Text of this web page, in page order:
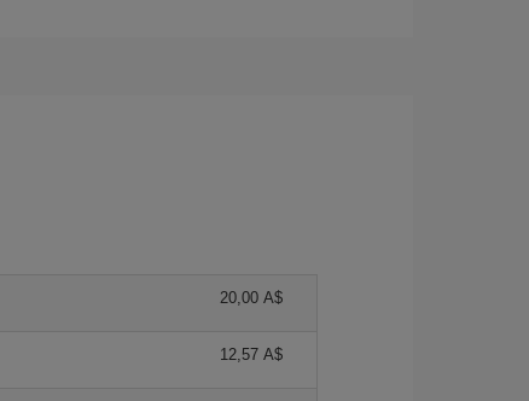
20,00 A$
12,57 A$